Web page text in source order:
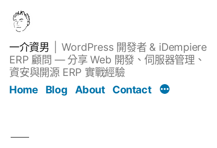
一介資男
WordPress 開發者 & iDempiere
ERP 顧問 — 分享 Web 開發、伺服器管理、
資安與開源 ERP 實戰經驗
Home
Blog About Contact
文章